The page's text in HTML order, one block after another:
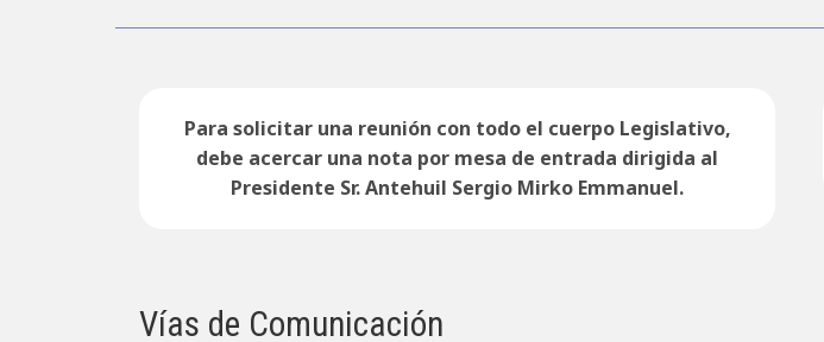
Para solicitar una reunión con todo el cuerpo Legislativo,
debe acercar una nota por mesa de entrada dirigida al
Presidente Sr. Antehuil Sergio Mirko Emmanuel.
Vías de Comunicación